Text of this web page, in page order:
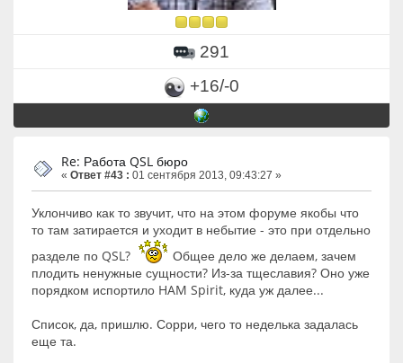
291
+16/-0
Re: Работа QSL бюро
« Ответ #43 : 01 сентября 2013, 09:43:27 »
Уклончиво как то звучит, что на этом форуме якобы что
то там затирается и уходит в небытие - это при отдельно
разделе по QSL?
Общее дело же делаем, зачем
плодить ненужные сущности? Из-за тщеславия? Оно уже
порядком испортило HAM Spirit, куда уж далее...
Список, да, пришлю. Сорри, чего то неделька задалась
еще та.